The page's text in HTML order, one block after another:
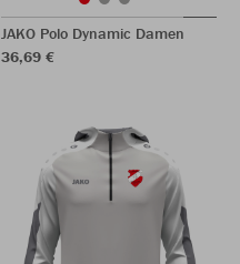
JAKO Polo Dynamic Damen
36,69 €